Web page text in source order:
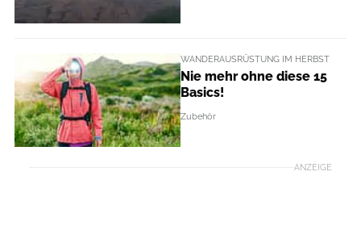
WANDERAUSRÜSTUNG IM HERBST
Nie mehr ohne diese 15
Basics!
Zubehör
ANZEIGE